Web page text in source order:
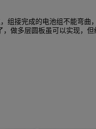
接完成的电池组不能弯曲
做多层圆板虽可以实现，